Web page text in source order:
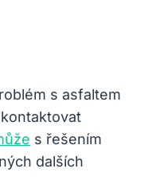
s asfaltem
s řešením
dalších